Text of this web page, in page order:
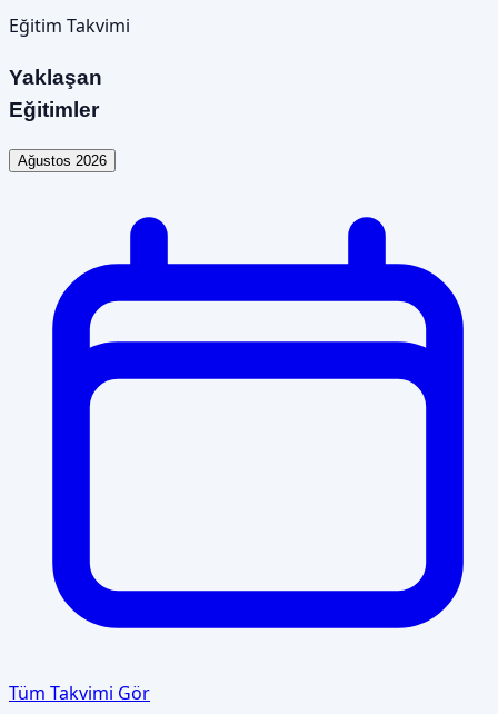
Eğitim Takvimi
Yaklaşan
Eğitimler
Ağustos 2026
Tüm Takvimi Gör